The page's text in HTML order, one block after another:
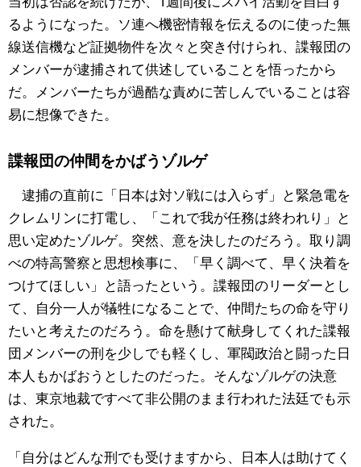
るようになった。ソ連へ機密情報を伝えるのに使った無
線送信機など証拠物件を次々と突き付けられ、諜報団の
メンバーが逮捕されて供述していることを悟ったから
だ。メンバーたちが過酷な責めに苦しんでいることは容
易に想像できた。
諜報団の仲間をかばうゾルゲ
逮捕の直前に「日本は対ソ戦には入らず」と緊急電を
クレムリンに打電し、「これで我が任務は終われり」と
思い定めたゾルゲ。突然、意を決したのだろう。取り調
べの特高警察と思想検事に、「早く調べて、早く決着を
つけてほしい」と語ったという。諜報団のリーダーとし
て、自分一人が犠牲になることで、仲間たちの命を守り
たいと考えたのだろう。命を懸けて献身してくれた諜報
団メンバーの刑を少しでも軽くし、軍閥政治と闘った日
本人もかばおうとしたのだった。そんなゾルゲの決意
は、東京地裁ですべて非公開のまま行われた法廷でも示
された。
「自分はどんな刑でも受けますから、日本人は助けてく